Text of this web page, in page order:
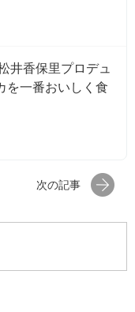
井香保里プロデュ
一番おいしく食
次の記事